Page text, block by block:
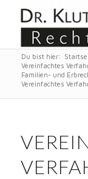
Du bist hier:
Vereinfachtes
Familien- und
Vereinfachtes